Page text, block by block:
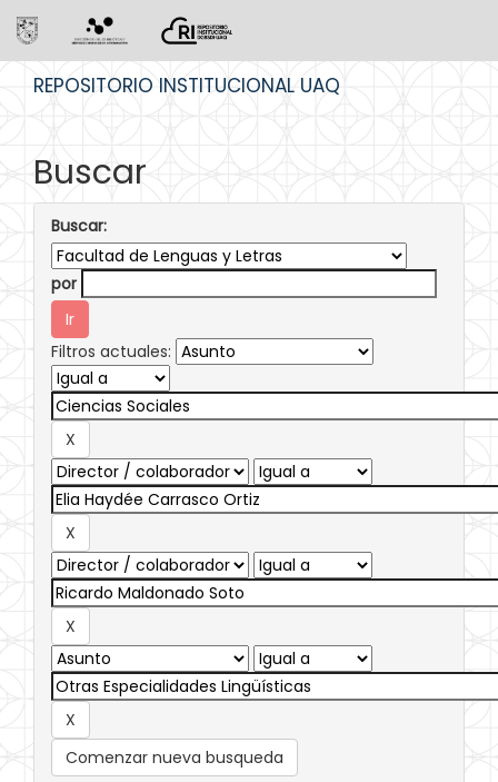
REPOSITORIO INSTITUCIONAL UAQ
Buscar
Buscar:
por
Filtros actuales:
Comenzar nueva busqueda